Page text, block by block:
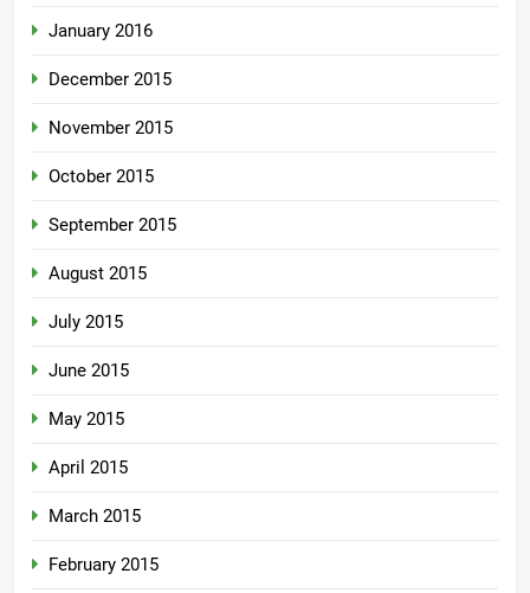
January 2016
December 2015
November 2015
October 2015
September 2015
August 2015
July 2015
June 2015
May 2015
April 2015
March 2015
February 2015